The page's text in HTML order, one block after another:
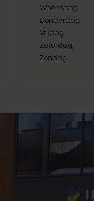
Woensdag
Donderdag
Vrijdag
Zaterdag
Zondag